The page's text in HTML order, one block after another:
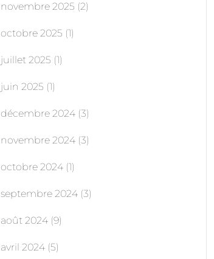
novembre 2025 (2)
octobre 2025 (1)
juillet 2025 (1)
juin 2025 (1)
décembre 2024 (3)
novembre 2024 (3)
octobre 2024 (1)
septembre 2024 (3)
août 2024 (9)
avril 2024 (5)